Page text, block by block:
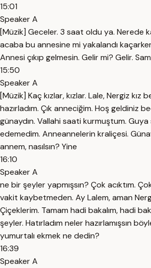
15:01
Speaker A
[Müzik] Geceler. 3 saat oldu ya. Nerede
acaba bu annesine mi yakalandı
Annesi çıkıp gelmesin. Gelir mi? Gelir.
15:50
Speaker A
[Müzik] Kaç kızlar, kızlar. Lale, Nergiz kız
hazırladım. Çık anneciğim. Hoş geldiniz
günaydın. Vallahi saati kurmuştum. Guya
edemedim. Anneannelerin kraliçesi.
annem, nasılsın? Yine
16:10
Speaker A
ne bir şeyler yapmışsın? Çok acıktım.
vakit kaybetmeden. Ay Lalem, aman
Çiçeklerim. Tamam hadi bakalım, hadi
şeyler. Hatırladım neler hazırlamışsın
yumurtalı ekmek ne dedin?
16:39
Speaker A